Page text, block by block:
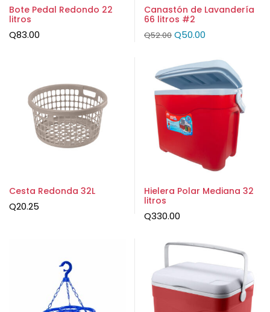
Bote Pedal Redondo 22
litros
Q83.00
Canastón de Lavandería
66 litros #2
Q52.00 Q50.00
Cesta Redonda 32L
Q20.25
Hielera Polar Mediana 32
litros
Q330.00